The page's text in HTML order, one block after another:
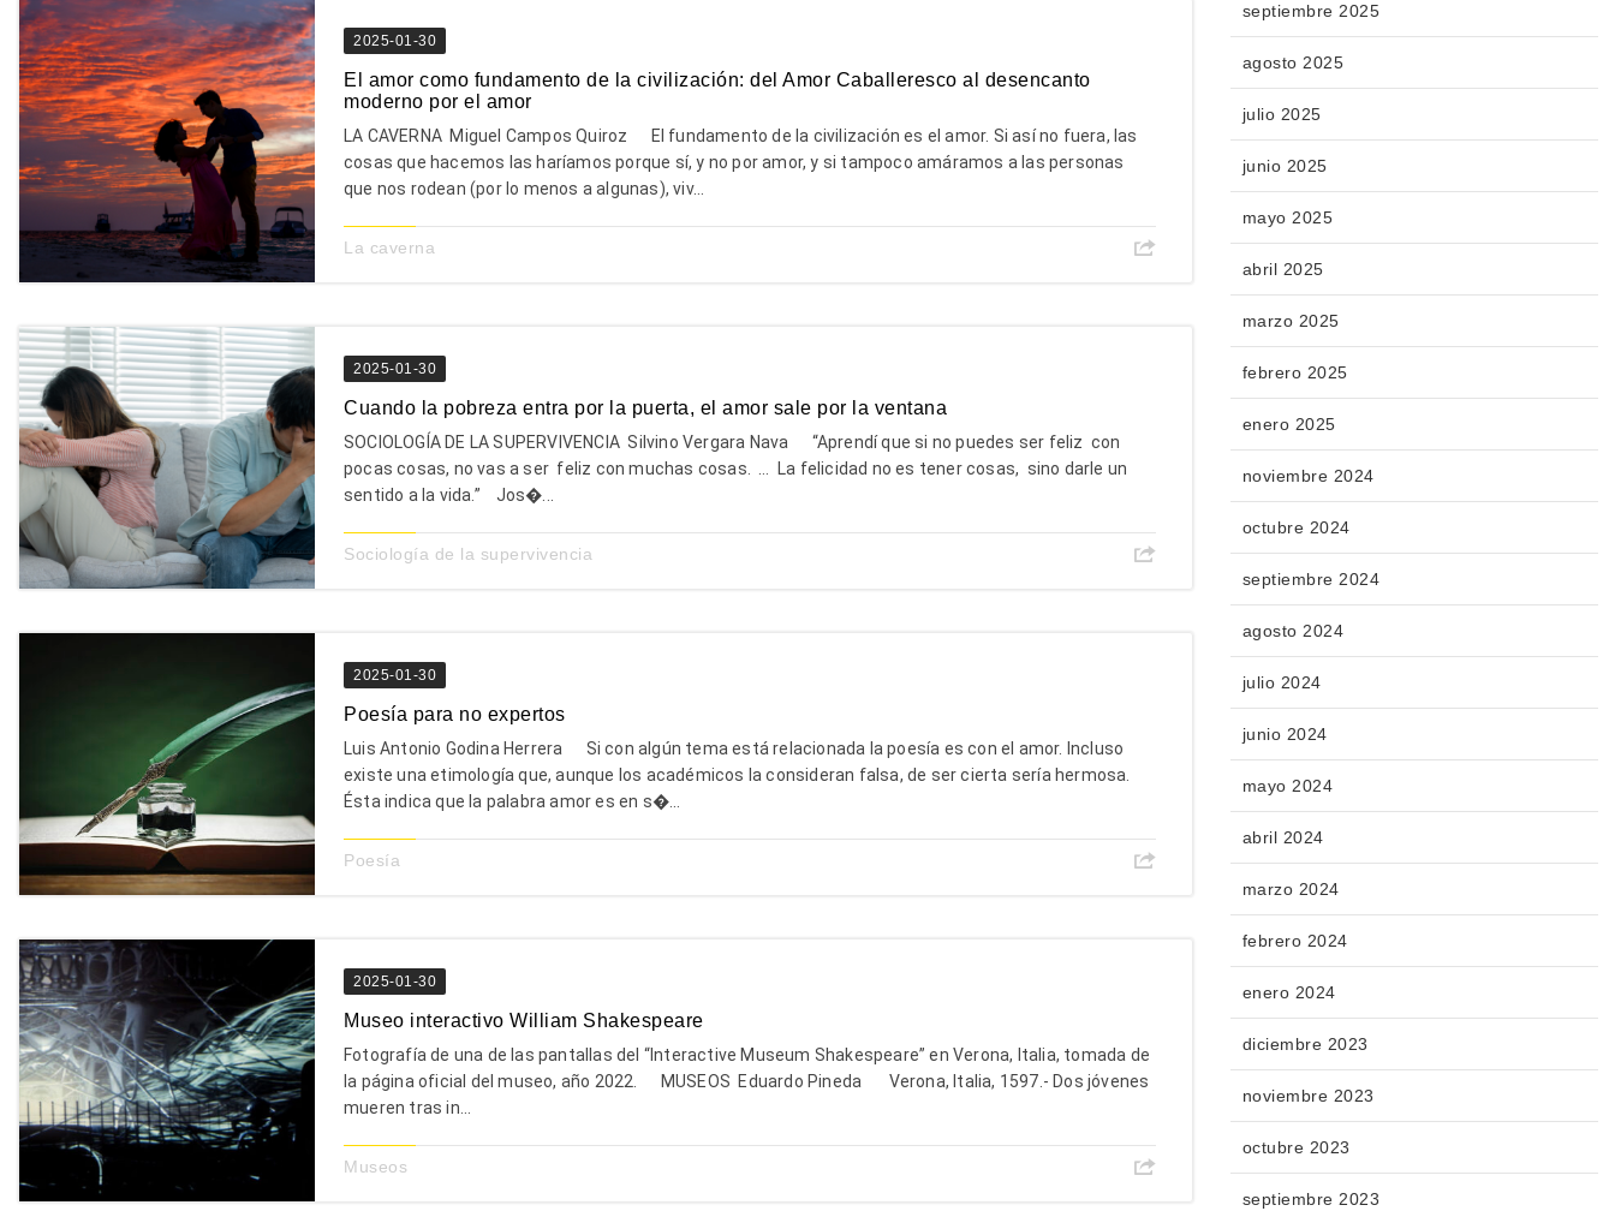
2025-01-30
El amor como fundamento de la civilización: del Amor Caballeresco al desencanto
moderno por el amor
LA CAVERNA Miguel Campos Quiroz El fundamento de la civilización es el amor. Si así no fuera, las
cosas que hacemos las haríamos porque sí, y no por amor, y si tampoco amáramos a las personas
que nos rodean (por lo menos a algunas), viv...
La caverna
2025-01-30
Cuando la pobreza entra por la puerta, el amor sale por la ventana
SOCIOLOGÍA DE LA SUPERVIVENCIA Silvino Vergara Nava “Aprendí que si no puedes ser feliz con
pocas cosas, no vas a ser feliz con muchas cosas. … La felicidad no es tener cosas, sino darle un
sentido a la vida.” Jos�...
Sociología de la supervivencia
2025-01-30
Poesía para no expertos
Luis Antonio Godina Herrera Si con algún tema está relacionada la poesía es con el amor. Incluso
existe una etimología que, aunque los académicos la consideran falsa, de ser cierta sería hermosa.
Ésta indica que la palabra amor es en s�...
Poesía
2025-01-30
Museo interactivo William Shakespeare
Fotografía de una de las pantallas del “Interactive Museum Shakespeare” en Verona, Italia, tomada de
la página oficial del museo, año 2022. MUSEOS Eduardo Pineda Verona, Italia, 1597.- Dos jóvenes
mueren tras in...
Museos
septiembre 2025
agosto 2025
julio 2025
junio 2025
mayo 2025
abril 2025
marzo 2025
febrero 2025
enero 2025
noviembre 2024
octubre 2024
septiembre 2024
agosto 2024
julio 2024
junio 2024
mayo 2024
abril 2024
marzo 2024
febrero 2024
enero 2024
diciembre 2023
noviembre 2023
octubre 2023
septiembre 2023